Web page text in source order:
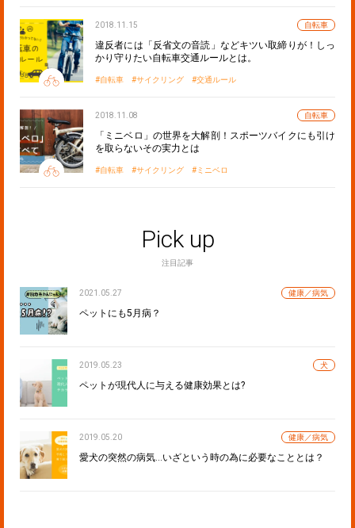
2018.11.15 自転車
違反者には「反省文の音読」などキツい取締りが！しっ
かり守りたい自転車交通ルールとは。
自転車 サイクリング 交通ルール
2018.11.08 自転車
「ミニベロ」の世界を大解剖！スポーツバイクにも引け
を取らないその実力とは
自転車 サイクリング ミニベロ
Pick up
注目記事
2021.05.27 健康／病気
ペットにも5月病？
2019.05.23 犬
ペットが現代人に与える健康効果とは?
2019.05.20 健康／病気
愛犬の突然の病気…いざという時の為に必要なこととは？